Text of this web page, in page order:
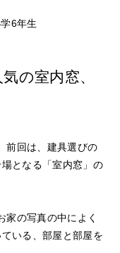
6年生
の室内窓、
前回は、建具選びの
となる「室内窓」の
家の写真の中によく
いる、部屋と部屋を